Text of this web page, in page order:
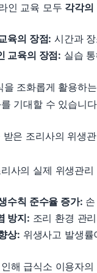
인 교육 모두 각각의
육의 장점: 시간과
교육의 장점: 실습
을 조화롭게 활용하
기대할 수 있습니
은 조리사의 위생
사의 실제 위생관
수칙 준수율 증가:
방지: 조리 환경 관
상: 위생사고 발생
해 급식소 이용자